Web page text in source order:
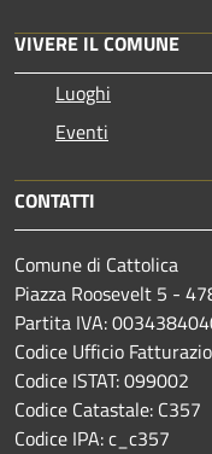
VIVERE IL COMUNE
Luoghi
Eventi
CONTATTI
Comune di Cattolica
Piazza Roosevelt 5 -
Partita IVA:
Codice Ufficio
Codice ISTAT: 099002
Codice Catastale: C357
Codice IPA: c_c357